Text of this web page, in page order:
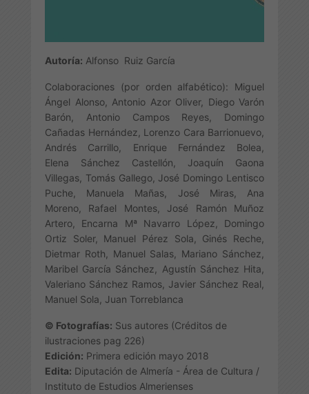
Autoría: Alfonso Ruiz García
Colaboraciones (por orden alfabético): Miguel
Ángel Alonso, Antonio Azor Oliver, Diego Varón
Barón, Antonio Campos Reyes, Domingo
Cañadas Hernández, Lorenzo Cara Barrionuevo,
Andrés Carrillo, Enrique Fernández Bolea,
Elena Sánchez Castellón, Joaquín Gaona
Villegas, Tomás Gallego, José Domingo Lentisco
Puche, Manuela Mañas, José Miras, Ana
Moreno, Rafael Montes, José Ramón Muñoz
Artero, Encarna Mª Navarro López, Domingo
Ortiz Soler, Manuel Pérez Sola, Ginés Reche,
Dietmar Roth, Manuel Salas, Mariano Sánchez,
Maribel García Sánchez, Agustín Sánchez Hita,
Valeriano Sánchez Ramos, Javier Sánchez Real,
Manuel Sola, Juan Torreblanca
© Fotografías: Sus autores (Créditos de
ilustraciones pag 226)
Edición: Primera edición mayo 2018
Edita: Diputación de Almería - Área de Cultura /
Instituto de Estudios Almerienses